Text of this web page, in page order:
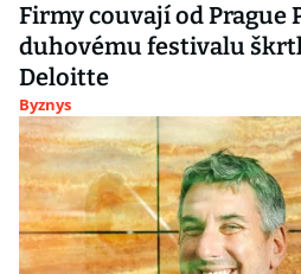
Firmy couvají od Prague
duhovému festivalu
Deloitte
Byznys